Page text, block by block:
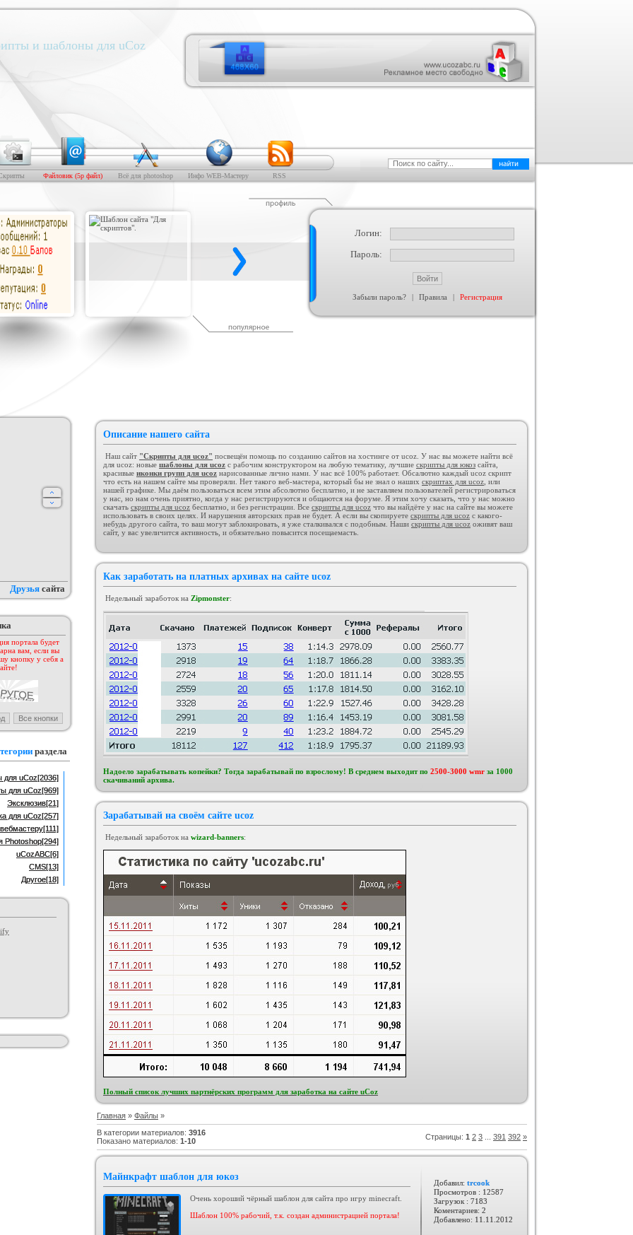
и шаблоны для uCoz
Файловик (5р файл) Всё для photoshop Инфо WEB-Мастеру RSS
Шаблон сайта "Для скриптов".
Коллекция шаблонов № 1
(Музыка)
ucoz Gaming Off.
Игровые
Сборник лучших шаблонов
уходящего года
Категория : Ucoz
KIBER
Категория :Игровые
Тёмный шаблон Call of Duty для
ucoz
Категория :Игровые
BsGame для uCoz
:
Шаблон для ucoz BsGames
Категория :
Ucoz
Логин:
Пароль:
Забыли пароль? | Правила | Регистрация
Описание нашего сайта
Наш сайт "Скрипты для ucoz" посвещён помощь по созданию сайтов на хостинге от ucoz. У нас вы можете найти всё
для ucoz: новые шаблоны для ucoz с рабочим конструктором на любую тематику, лучшие скрипты для юкоз сайта,
красивые иконки групп для ucoz нарисованные лично нами. У нас всё 100% работает. Обсалютно каждый ucoz скрипт
что есть на нашем сайте мы проверяли. Нет такого веб-мастера, который бы не знал о наших скриптах для ucoz , или
нашей графике. Мы даём пользоваться всем этим абсолютно бесплатно, и не заставляем пользователей регистрироваться
у нас, но нам очень приятно, когда у нас регистрируются и общаются на форуме. Я этим хочу сказать, что у нас можно
скачать скрипты для ucoz бесплатно, и без регистрации. Все скрипты для ucoz что вы найдёте у нас на сайте вы можете
использовать в своих целях. И нарушения авторских прав не будет. А если вы скопируете скрипты для ucoz с какого-
небудь другого сайта, то ваш могут заблокировать, я уже сталкивался с подобным. Наши скрипты для ucoz оживят ваш
сайт, у вас увеличится активность, и обязательно повысится посещаемасть.
Как заработать на платных архивах на сайте ucoz
Недельный заработок на Zipmonster:
Надоело зарабатывать копейки? Тогда зарабатывай по взрослому! В среднем выходит по 2500-3000 wmr за 1000
скачиваний архива.
Зарабатывай на своём сайте ucoz
Недельный заработок на wizard-banners:
Полный список лучших партнёрских программ для заработка на сайте uCoz
Главная » Файлы »
В категории материалов: 3916
Показано материалов: 1-10 Страницы: 1 2 3 391 392 »
Майнкрафт шаблон для юкоз
Очень хороший чёрный шаблон для сайта про игру minecraft.
Шаблон 100% рабочий, т.к. создан администрацией портала!
Добавил: trcook
Просмотров : 12587
Загрузок : 7183
Коментариев: 2
Добавлено: 11.11.2012
Друзья сайта
портала будет
вам, если вы
кнопку у себя а
раздела
для uCoz[2036]
для uCoz[969]
Эксклюзив[21]
для uCoz[257]
[111]
Photoshop[294]
uCozABC[6]
CMS[13]
Другое[18]